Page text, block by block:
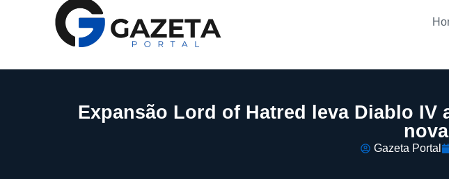
Expansão Lord of Hatred leva Diablo
Gazeta Portal